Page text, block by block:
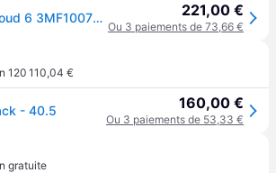
Chaussures On Cloud 6 3MF10071043 221,00 €
Ou 3 paiements de 73,66 €
120 110,04 €
- 40.5 160,00 €
Ou 3 paiements de 53,33 €
gratuite